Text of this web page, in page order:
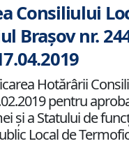
Consiliului
Brașov nr.
Hotărârii
pentru
şi a Statului de
Local de